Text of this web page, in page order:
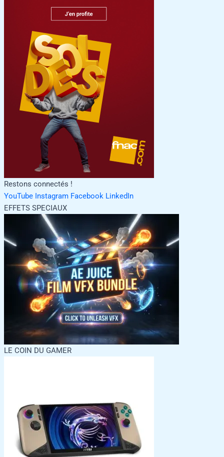
Restons connectés !
YouTube Instagram Facebook LinkedIn
EFFETS SPECIAUX
LE COIN DU GAMER